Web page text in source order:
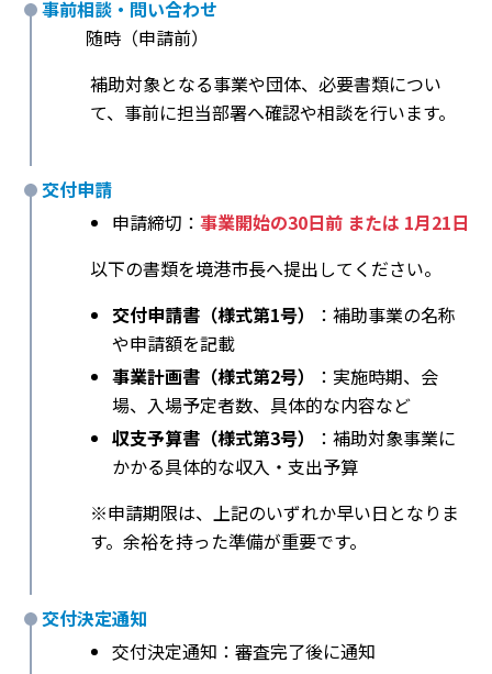
事前相談・問い合わせ
随時（申請前）
補助対象となる事業や団体、必要書類につい
て、事前に担当部署へ確認や相談を行います。
交付申請
申請締切： 事業開始の30日前 または 1月21日
以下の書類を境港市長へ提出してください。
交付申請書（様式第1号）
：補助事業の名称
や申請額を記載
事業計画書（様式第2号）
：実施時期、会
場、入場予定者数、具体的な内容など
収支予算書（様式第3号）
：補助対象事業に
かかる具体的な収入・支出予算
※申請期限は、上記のいずれか早い日となりま
す。余裕を持った準備が重要です。
交付決定通知
交付決定通知：審査完了後に通知